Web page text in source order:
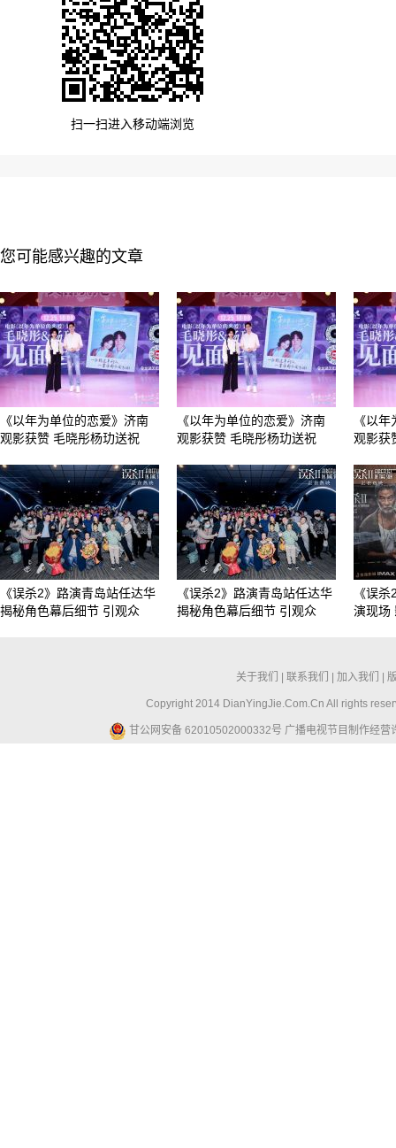
扫一扫进入移动端浏览
您可能感兴趣的文章
《以年为单位的恋爱》济南
观影获赞 毛晓彤杨玏送祝
《以年为单位的恋爱》济南
观影获赞 毛晓彤杨玏送祝
《以
观影获
《误杀2》路演青岛站任达华
揭秘角色幕后细节 引观众
《误杀2》路演青岛站任达华
揭秘角色幕后细节 引观众
《误
演现场
关于我们 联系我们 加入我们
Copyright 2014 DianYingJie.Com.Cn All rights
甘公网安备 62010502000332号 广播电视节目制作经